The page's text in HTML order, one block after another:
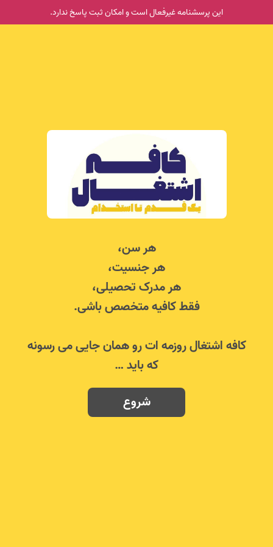
این پرسشنامه غیر‌فعال است و امکان ثبت پاسخ ندارد.
هر سن،
هر جنسیت،
هر مدرک تحصیلی،
فقط کافیه متخصص باشی.
کافه اشتغال روزمه ات رو همان جایی می رسونه
که باید …
شروع